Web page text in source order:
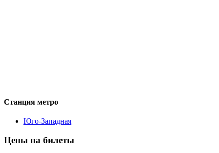
Станция метро
Юго-Западная
Цены на билеты